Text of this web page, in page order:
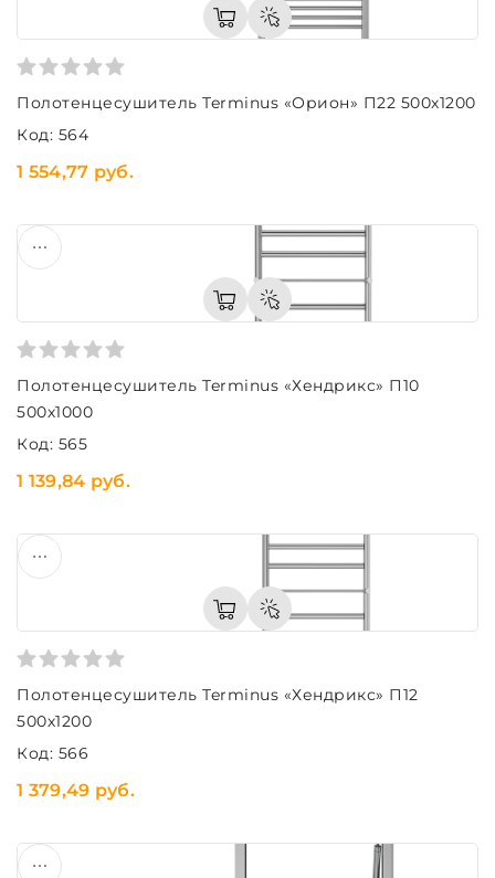
Полотенцесушитель Terminus «Орион» П22 500х1200
Код: 564
1 554,77 руб.
Полотенцесушитель Terminus «Хендрикс» П10
500х1000
Код: 565
1 139,84 руб.
Полотенцесушитель Terminus «Хендрикс» П12
500х1200
Код: 566
1 379,49 руб.